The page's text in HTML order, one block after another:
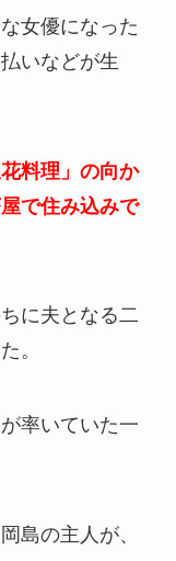
女優になった
いなどが生
料理」の向か
で住み込みで
に夫となる二
。
率いていた一
島の主人が、